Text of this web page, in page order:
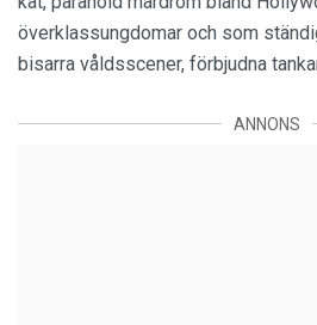
överklassungdomar och som
bisarra våldsscener, förbjudna
ANNONS